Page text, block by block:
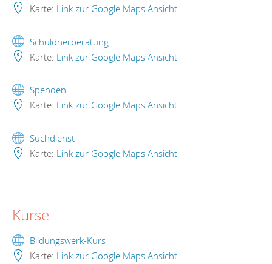
Karte: Link zur Google Maps Ansicht
Schuldnerberatung
Karte: Link zur Google Maps Ansicht
Spenden
Karte: Link zur Google Maps Ansicht
Suchdienst
Karte: Link zur Google Maps Ansicht
Kurse
Bildungswerk-Kurs
Karte: Link zur Google Maps Ansicht